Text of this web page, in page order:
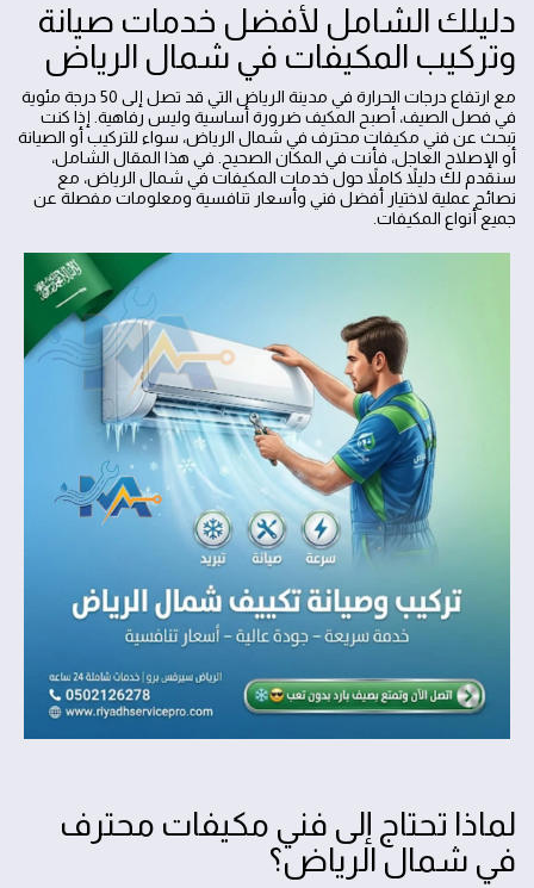
دليلك الشامل لأفضل خدمات صيانة
وتركيب المكيفات في شمال الرياض
مع ارتفاع درجات الحرارة في مدينة الرياض التي قد تصل إلى 50 درجة مئوية
في فصل الصيف، أصبح المكيف ضرورة أساسية وليس رفاهية. إذا كنت
تبحث عن فني مكيفات محترف في شمال الرياض، سواء للتركيب أو الصيانة
أو الإصلاح العاجل، فأنت في المكان الصحيح. في هذا المقال الشامل،
سنقدم لك دليلاً كاملاً حول خدمات المكيفات في شمال الرياض، مع
نصائح عملية لاختيار أفضل فني وأسعار تنافسية ومعلومات مفصلة عن
جميع أنواع المكيفات.
لماذا تحتاج إلى فني مكيفات محترف
في شمال الرياض؟